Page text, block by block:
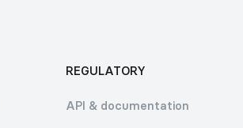
REGULATORY
API & documentation